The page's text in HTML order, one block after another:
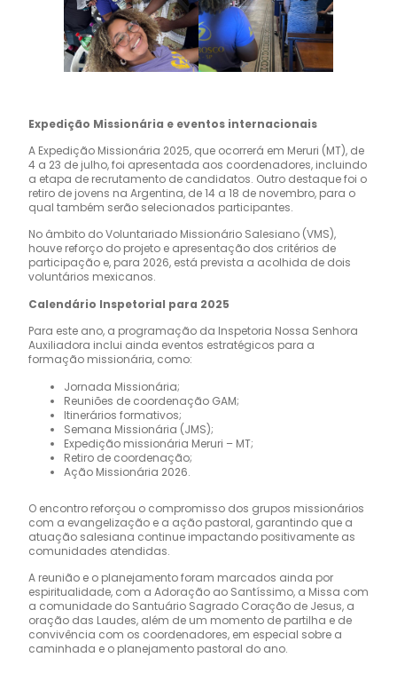
Expedição Missionária e eventos internacionais
A Expedição Missionária 2025, que ocorrerá em Meruri (MT), de
4 a 23 de julho, foi apresentada aos coordenadores, incluindo
a etapa de recrutamento de candidatos. Outro destaque foi o
retiro de jovens na Argentina, de 14 a 18 de novembro, para o
qual também serão selecionados participantes.
No âmbito do Voluntariado Missionário Salesiano (VMS),
houve reforço do projeto e apresentação dos critérios de
participação e, para 2026, está prevista a acolhida de dois
voluntários mexicanos.
Calendário Inspetorial para 2025
Para este ano, a programação da Inspetoria Nossa Senhora
Auxiliadora inclui ainda eventos estratégicos para a
formação missionária, como:
Jornada Missionária;
Reuniões de coordenação GAM;
Itinerários formativos;
Semana Missionária (JMS);
Expedição missionária Meruri – MT;
Retiro de coordenação;
Ação Missionária 2026.
O encontro reforçou o compromisso dos grupos missionários
com a evangelização e a ação pastoral, garantindo que a
atuação salesiana continue impactando positivamente as
comunidades atendidas.
A reunião e o planejamento foram marcados ainda por
espiritualidade, com a Adoração ao Santíssimo, a Missa com
a comunidade do Santuário Sagrado Coração de Jesus, a
oração das Laudes, além de um momento de partilha e de
convivência com os coordenadores, em especial sobre a
caminhada e o planejamento pastoral do ano.